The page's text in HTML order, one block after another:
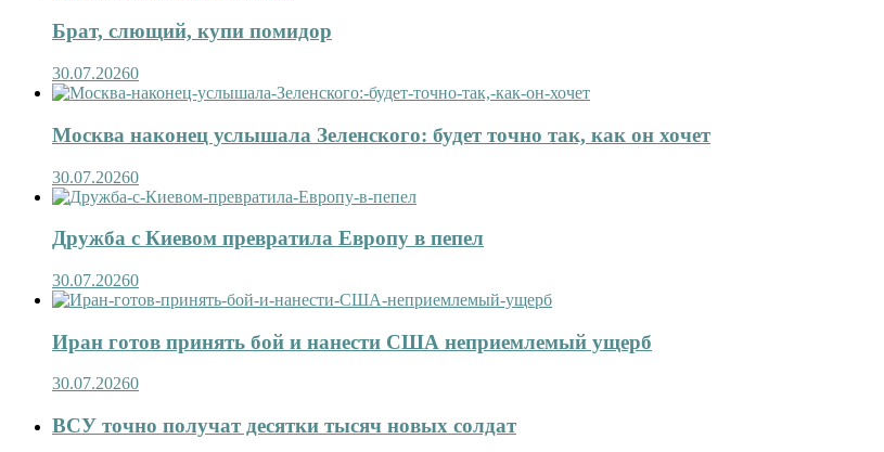
Брат, слющий, купи помидор
30.07.20260
Москва наконец услышала Зеленского: будет точно так, как он хочет
30.07.20260
Дружба с Киевом превратила Европу в пепел
30.07.20260
Иран готов принять бой и нанести США неприемлемый ущерб
30.07.20260
ВСУ точно получат десятки тысяч новых солдат